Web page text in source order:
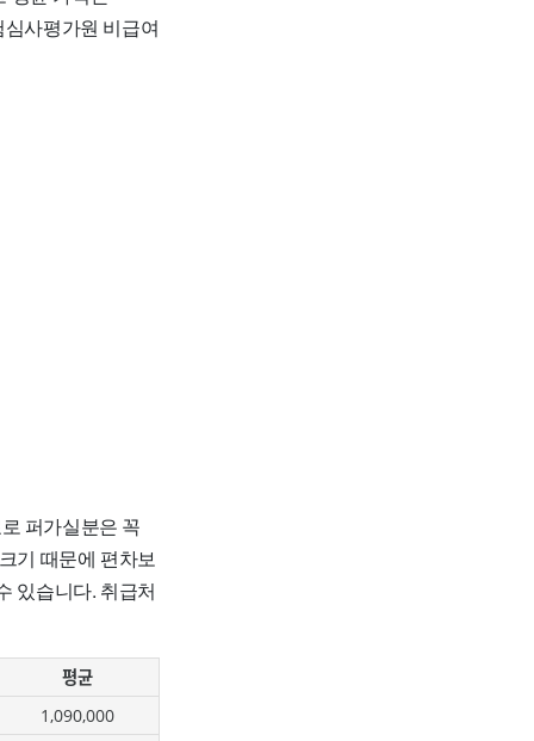
사평가원 비급여
퍼가실분은 꼭
기 때문에 편차보
있습니다. 취급처
평균
1,090,000